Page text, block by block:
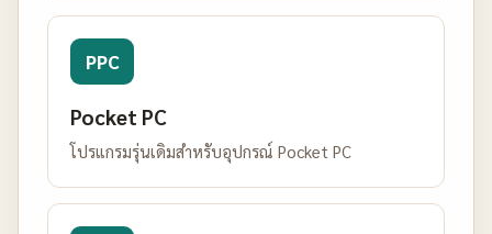
PPC
Pocket PC
โปรแกรมรุ่นเดิมสำหรับอุปกรณ์ Pocket PC